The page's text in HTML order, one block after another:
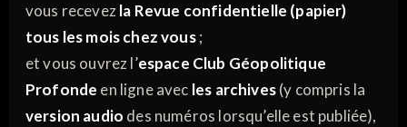
vous recevezla Revue confidentielle (papier)
tous les mois chez vous;
et vous ouvrez l’espace Club Géopolitique
Profonde en ligne avec les archives(y compris la
version audio des numéros lorsqu’elle est publiée),